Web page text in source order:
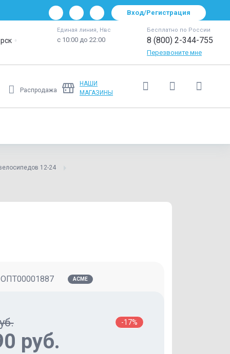
Вход/Регистрация
Единая линия, Нвс
с 10:00 до 22:00
Бесплатно по России
8 (800) 2-344-755
Перезвоните мне
Распродажа
НАШИ
МАГАЗИНЫ
12-24
ОПТ00001887 ACME
-17%
руб.